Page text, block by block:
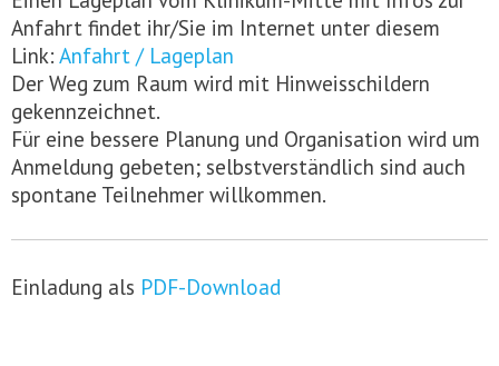
Anfahrt findet ihr/Sie im Internet unter diesem
Link: Anfahrt / Lageplan
Der Weg zum Raum wird mit Hinweisschildern
gekennzeichnet.
Für eine bessere Planung und Organisation wird um
Anmeldung gebeten; selbstverständlich sind auch
spontane Teilnehmer willkommen.
Einladung als PDF-Download